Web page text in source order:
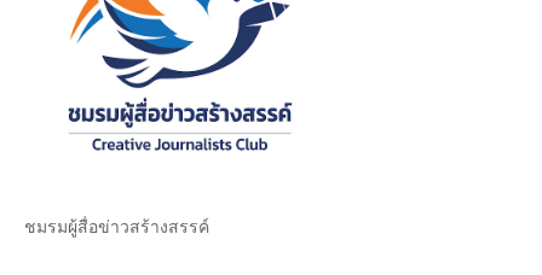
ชมรม​ผู้สื่อข่าวสร้างสรรค์​